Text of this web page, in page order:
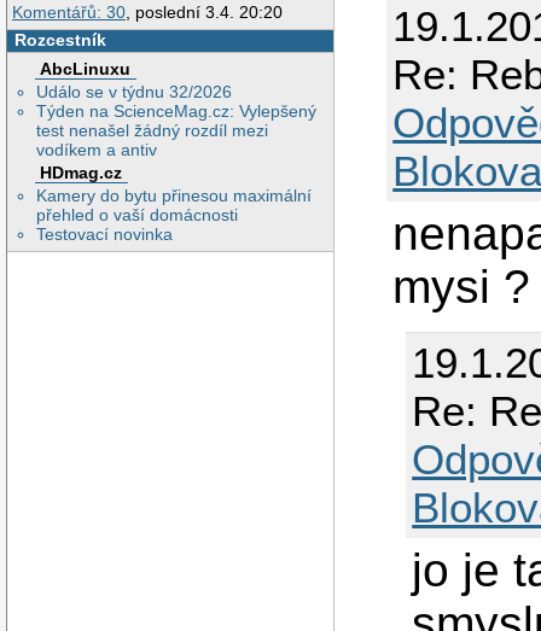
Komentářů: 30 , poslední 3.4. 20:20
Rozcestník
AbcLinuxu
Událo se v týdnu 32/2026
Týden na ScienceMag.cz: Vylepšený
test nenašel žádný rozdíl mezi
vodíkem a antiv
HDmag.cz
Kamery do bytu přinesou maximální
přehled o vaší domácnosti
Testovací novinka
Re:
mysi
Re:
jo je